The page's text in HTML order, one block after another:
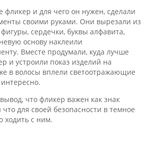
фликер и для чего он нужен, сделали
своими руками. Они вырезали из
сердечки, буквы алфавита,
основу наклеили
Вместе продумали, куда лучше
и устроили показ изделий на
в волосы вплели светоотражающие
что фликер важен как знак
для своей безопасности в темное
ходить с ним.